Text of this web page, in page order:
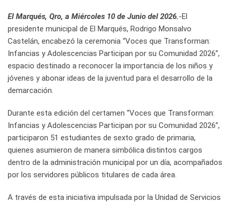
El Marqués, Qro, a Miércoles 10 de Junio del 2026.-El
presidente municipal de El Marqués, Rodrigo Monsalvo
Castelán, encabezó la ceremonia “Voces que Transforman:
Infancias y Adolescencias Participan por su Comunidad 2026”,
espacio destinado a reconocer la importancia de los niños y
jóvenes y abonar ideas de la juventud para el desarrollo de la
demarcación.
Durante esta edición del certamen “Voces que Transforman:
Infancias y Adolescencias Participan por su Comunidad 2026”,
participaron 51 estudiantes de sexto grado de primaria,
quienes asumieron de manera simbólica distintos cargos
dentro de la administración municipal por un día, acompañados
por los servidores públicos titulares de cada área.
A través de esta iniciativa impulsada por la Unidad de Servicios